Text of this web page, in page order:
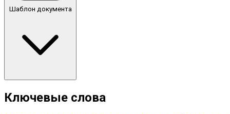
Шаблон документа
Ключевые слова